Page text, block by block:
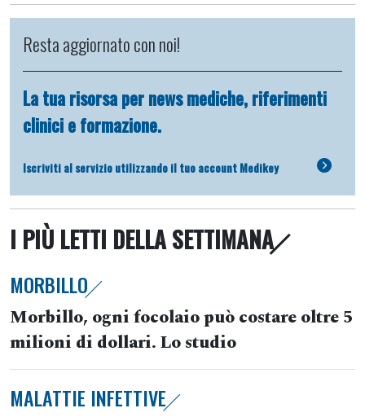
Resta aggiornato con noi!
La tua risorsa per news mediche, riferimenti
clinici e formazione.
Iscriviti al servizio utilizzando il tuo account Medikey
I PIÙ LETTI DELLA SETTIMANA
MORBILLO
Morbillo, ogni focolaio può costare oltre 5
milioni di dollari. Lo studio
MALATTIE INFETTIVE